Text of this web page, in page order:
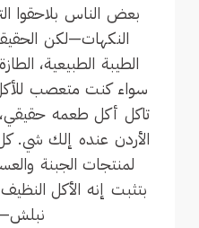
بعض الناس بلاحقوا
النكهات—لكن
الطيبة الطبيعية،
سواء كنت متعصب
تاكل أكل طعمه
الأردن عنده إلك شي.
لمنتجات الجبنة
بتثبت إنه الأكل